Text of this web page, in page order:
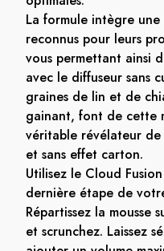
La formule intègre
reconnus pour leurs
vous permettant ainsi
avec le diffuseur sans
graines de lin et de
gainant, font de cette
véritable révélateur de
et sans effet carton.
Utilisez le Cloud
dernière étape de
Répartissez la mousse
et scrunchez. Laissez